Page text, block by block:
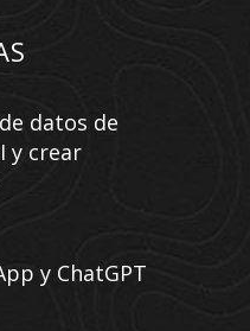
datos de
y crear
y ChatGPT